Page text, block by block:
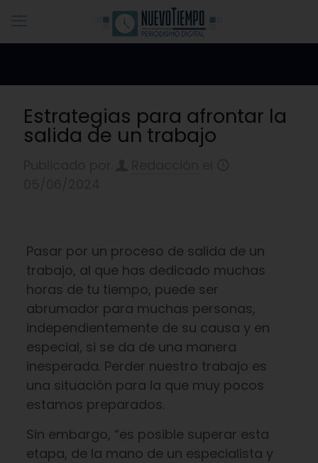
Estrategias para afrontar la
salida de un trabajo
Pasar por un proceso de salida de un
trabajo, al que has dedicado muchas
horas de tu tiempo, puede ser
abrumador para muchas personas,
independientemente de su causa y en
especial, si se da de una manera
inesperada. Perder nuestro trabajo es
una situación para la que muy pocos
estamos preparados.
Sin embargo, “es posible superar esta
etapa, de la mano de un especialista y